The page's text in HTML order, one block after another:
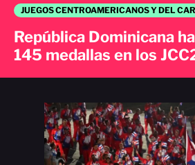
República Dominicana
145 medallas en los